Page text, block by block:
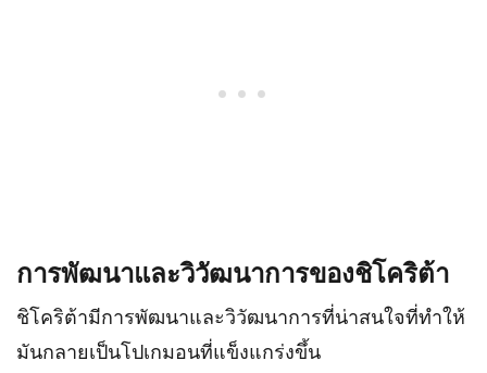
การพัฒนาและวิวัฒนาการของชิโคริต้า
ชิโคริต้ามีการพัฒนาและวิวัฒนาการที่น่าสนใจที่ทำให้
มันกลายเป็นโปเกมอนที่แข็งแกร่งขึ้น